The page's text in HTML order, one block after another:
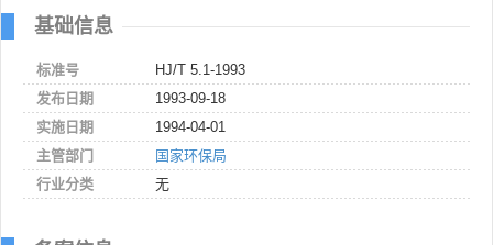
基础信息
标准号
HJ/T 5.1-1993
发布日期
1993-09-18
实施日期
1994-04-01
主管部门
国家环保局
行业分类
无